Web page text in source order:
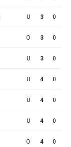
U 3 0
O 3 0
U 3 0
U 4 0
U 4 0
U 4 0
O 4 0